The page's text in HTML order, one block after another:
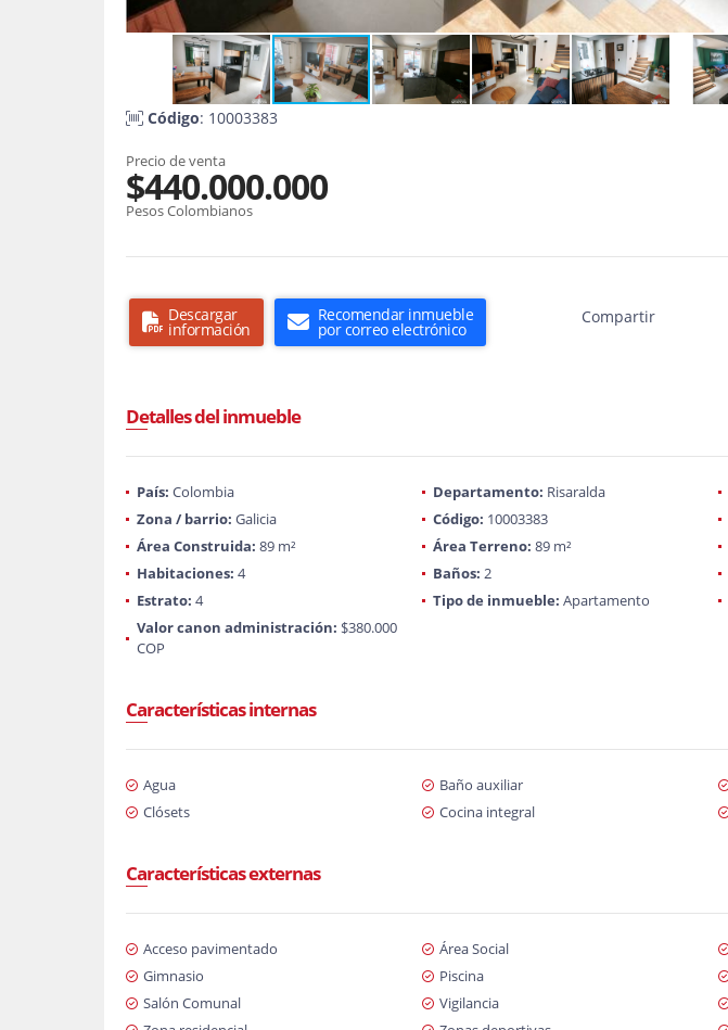
Código: 10003383
Precio de venta
$440.000.000
Pesos Colombianos
Descargar
información
Recomendar inmueble
por correo electrónico
Compartir
Detalles del inmueble
País: Colombia Departamento: Risaralda
Zona / barrio: Galicia Código: 10003383
Área Construida: 89 m² Área Terreno: 89 m²
Habitaciones: 4 Baños: 2
Estrato: 4 Tipo de inmueble: Apartamento
Valor canon administración: $380.000
COP
Características internas
Agua Baño auxiliar
Clósets
Cocina integral
Características externas
Acceso pavimentado Área Social
Gimnasio
Piscina
Salón Comunal
Vigilancia